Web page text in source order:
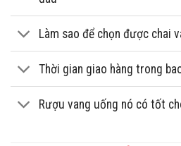
Làm sao để chọn được chai
Thời gian giao hàng trong
Rượu vang uống nó có tốt